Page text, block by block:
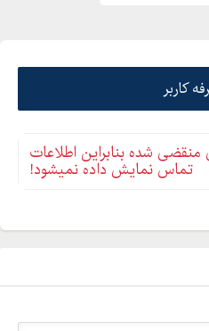
کاربر
شده بنابراین اطلاعات
تماس نمایش داده نمیشود!